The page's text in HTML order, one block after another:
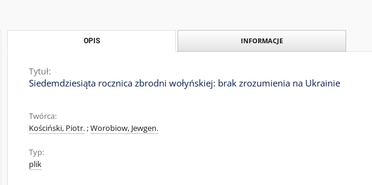
OPIS INFORMACJE
Tytuł:
Siedemdziesiąta rocznica zbrodni wołyńskiej: brak zrozumienia na Ukrainie
Twórca:
Kościński, Piotr.;Worobiow, Jewgen.
Typ:
plik